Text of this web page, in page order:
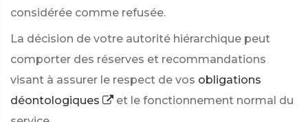
considérée comme refusée.
La décision de votre autorité hiérarchique peut
comporter des réserves et recommandations
visant à assurer le respect de vos obligations
déontologiques
et le fonctionnement normal du